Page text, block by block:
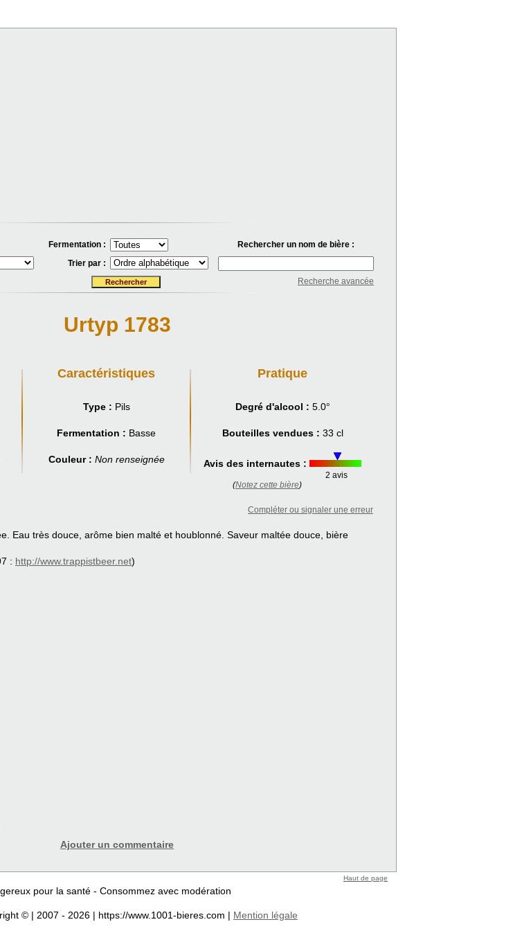
Fermentation :
Rechercher un nom de bière :
Trier par :
Recherche avancée
Urtyp 1783
Caractéristiques
Type : Pils
Fermentation : Basse
Couleur : Non renseignée
Pratique
Degré d'alcool : 5.0°
Bouteilles vendues : 33 cl
Avis des internautes :
2 avis
(Notez cette bière)
Compléter ou signaler une erreur
Eau très douce, arôme bien malté et houblonné. Saveur maltée douce, bière
: http://www.trappistbeer.net)
Ajouter un commentaire
pour la santé - Consommez avec modération
© | 2007 - 2026 | https://www.1001-bieres.com | Mention légale
Haut de page